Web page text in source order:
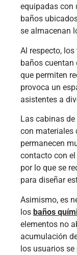
equipadas con
baños
se almacenan
Al respecto,
baños cuentan
que permiten
provoca un
asistentes a
Las cabinas
con materiales
permanecen
contacto con
por lo que se
para diseñar
Asimismo, es
los baños
elementos no
acumulación
los usuarios se